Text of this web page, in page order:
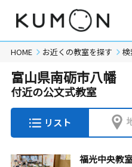
HOME お近くの教室を探す
富山県南砺市八幡
付近の公文式教室
リスト
福光中央教